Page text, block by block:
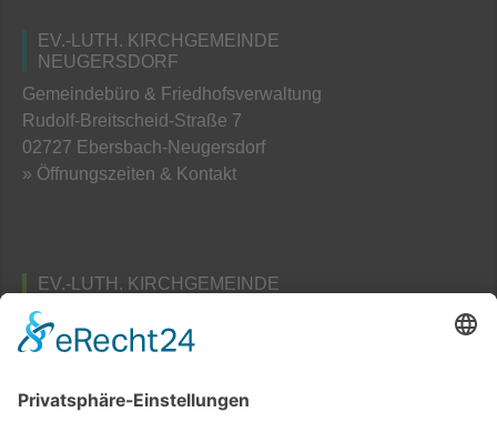
EV.-LUTH. KIRCHGEMEINDE
NEUGERSDORF
Gemeindebüro & Friedhofsverwaltung
Rudolf-Breitscheid-Straße 7
02727 Ebersbach-Neugersdorf
» Öffnungszeiten & Kontakt
EV.-LUTH. KIRCHGEMEINDE
Pfarramts- und Friedhofsverwaltung
02689 Taubenheim / Spree
» Öffnungszeiten & Kontakt